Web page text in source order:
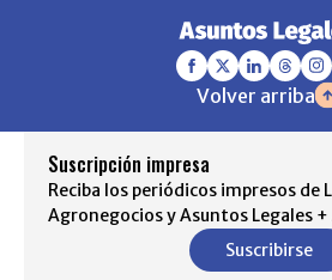
Volver arriba
Suscripción impresa
Reciba los periódicos impresos de
Agronegocios y Asuntos Legales
Suscribirse